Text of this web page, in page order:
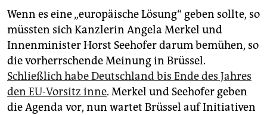
Wenn es eine „europäische Lösung“ geben sollte, so
müssten sich Kanzlerin Angela Merkel und
Innenminister Horst Seehofer darum bemühen, so
die vorherrschende Meinung in Brüssel.
Schließlich habe Deutschland bis Ende des Jahres
den EU-Vorsitz inne. Merkel und Seehofer geben
die Agenda vor, nun wartet Brüssel auf Initiativen